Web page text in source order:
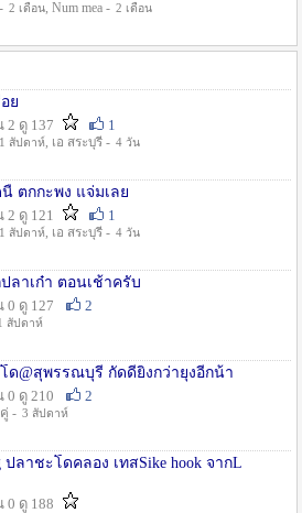
2 เดือน, Num mea - 2 เดือน
ย
2 ดู 137
1
1 สัปดาห์, เอ สระบุรี - 4 วัน
ตกกะพง แจ่มเลย
2 ดู 121
1
1 สัปดาห์, เอ สระบุรี - 4 วัน
ลาเก๋า ตอนเช้าครับ
0 ดู 127
2
สัปดาห์
ด@สุพรรณบุรี กัดดียิ่งกว่ายุงอีกน้า
0 ดู 210
2
- 3 สัปดาห์
ปลาชะโดคลอง เทสSike hook จากL
0 ดู 188